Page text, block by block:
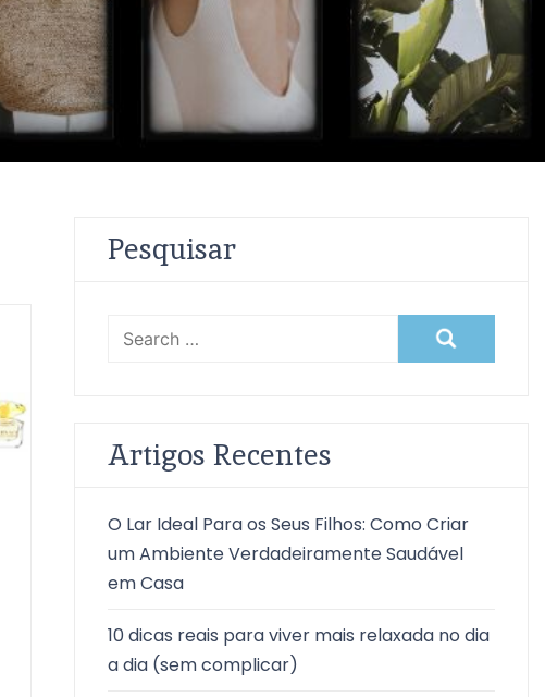
Pesquisar
Search
Artigos Recentes
O Lar Ideal Para os Seus Filhos: Como Criar
um Ambiente Verdadeiramente Saudável
em Casa
10 dicas reais para viver mais relaxada no dia
a dia (sem complicar)